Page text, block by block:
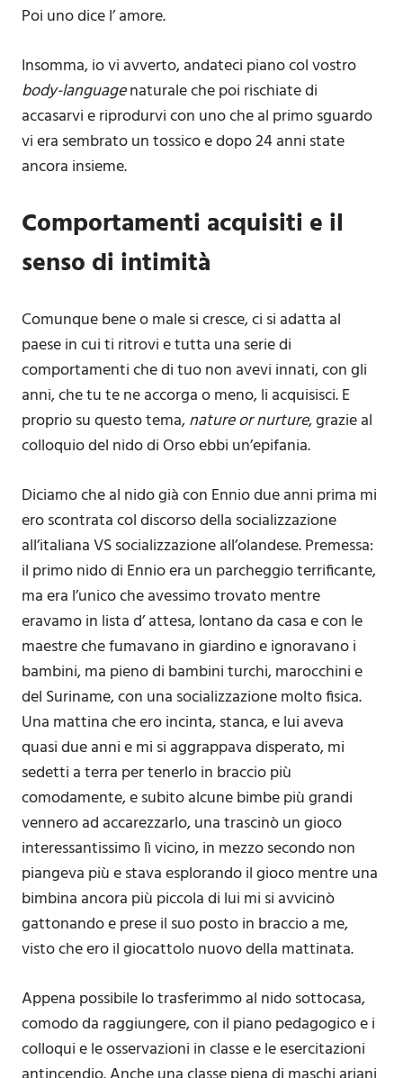
Poi uno dice l’ amore.
Insomma, io vi avverto, andateci piano col vostro
body-languagenaturale che poi rischiate di
accasarvi e riprodurvi con uno che al primo sguardo
vi era sembrato un tossico e dopo 24 anni state
ancora insieme.
Comportamenti acquisiti e il
senso di intimità
Comunque bene o male si cresce, ci si adatta al
paese in cui ti ritrovi e tutta una serie di
comportamenti che di tuo non avevi innati, con gli
anni, che tu te ne accorga o meno, li acquisisci. E
proprio su questo tema,nature or nurture, grazie al
colloquio del nido di Orso ebbi un’epifania.
Diciamo che al nido già con Ennio due anni prima mi
ero scontrata col discorso della socializzazione
all’italiana VS socializzazione all’olandese. Premessa:
il primo nido di Ennio era un parcheggio terrificante,
ma era l’unico che avessimo trovato mentre
eravamo in lista d’ attesa, lontano da casa e con le
maestre che fumavano in giardino e ignoravano i
bambini, ma pieno di bambini turchi, marocchini e
del Suriname, con una socializzazione molto fisica.
Una mattina che ero incinta, stanca, e lui aveva
quasi due anni e mi si aggrappava disperato, mi
sedetti a terra per tenerlo in braccio più
comodamente, e subito alcune bimbe più grandi
vennero ad accarezzarlo, una trascinò un gioco
interessantissimo lì vicino, in mezzo secondo non
piangeva più e stava esplorando il gioco mentre una
bimbina ancora più piccola di lui mi si avvicinò
gattonando e prese il suo posto in braccio a me,
visto che ero il giocattolo nuovo della mattinata.
Appena possibile lo trasferimmo al nido sottocasa,
comodo da raggiungere, con il piano pedagogico e i
colloqui e le osservazioni in classe e le esercitazioni